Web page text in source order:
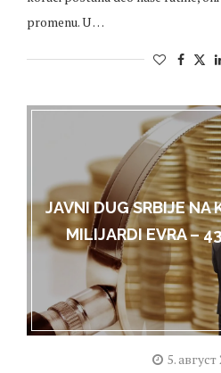
promenu. U …
JAVNI DUG SRBIJE NA
MILIJARDI EVRA –
5. август